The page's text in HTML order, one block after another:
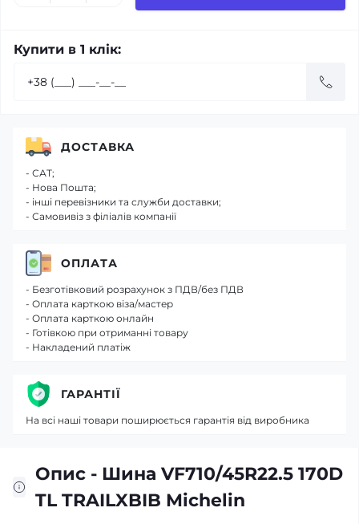
Купити в 1 клік:
Опис - Шина VF710/45R22.5 170D
TL TRAILXBIB Michelin
ДОСТАВКА
- САТ;
- Нова Пошта;
- інші перевізники та служби доставки;
- Самовивіз з філіалів компанії
ОПЛАТА
- Безготівковий розрахунок з ПДВ/без ПДВ
- Оплата карткою віза/мастер
- Оплата карткою онлайн
- Готівкою при отриманні товару
- Накладений платіж
ГАРАНТІЇ
На всі наші товари поширюється гарантія від виробника